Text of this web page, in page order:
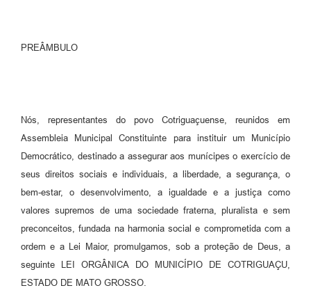
PREÂMBULO
Nós, representantes do povo Cotriguaçuense, reunidos em
Assembleia Municipal Constituinte para instituir um Município
Democrático, destinado a assegurar aos munícipes o exercício de
seus direitos sociais e individuais, a liberdade, a segurança, o
bem-estar, o desenvolvimento, a igualdade e a justiça como
valores supremos de uma sociedade fraterna, pluralista e sem
preconceitos, fundada na harmonia social e comprometida com a
ordem e a Lei Maior, promulgamos, sob a proteção de Deus, a
seguinte LEI ORGÂNICA DO MUNICÍPIO DE COTRIGUAÇU,
ESTADO DE MATO GROSSO.